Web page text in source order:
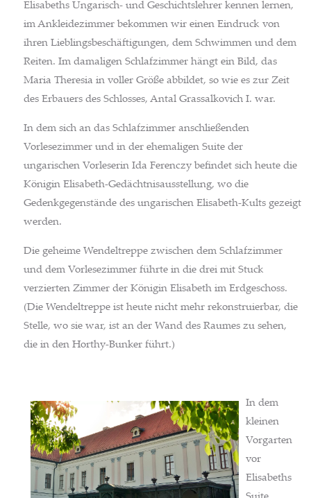
Elisabeths Ungarisch- und Geschichtslehrer kennen lernen,
im Ankleidezimmer bekommen wir einen Eindruck von
ihren Lieblingsbeschäftigungen, dem Schwimmen und dem
Reiten. Im damaligen Schlafzimmer hängt ein Bild, das
Maria Theresia in voller Größe abbildet, so wie es zur Zeit
des Erbauers des Schlosses, Antal Grassalkovich I. war.
In dem sich an das Schlafzimmer anschließenden
Vorlesezimmer und in der ehemaligen Suite der
ungarischen Vorleserin Ida Ferenczy befindet sich heute die
Königin Elisabeth-Gedächtnisausstellung, wo die
Gedenkgegenstände des ungarischen Elisabeth-Kults gezeigt
werden.
Die geheime Wendeltreppe zwischen dem Schlafzimmer
und dem Vorlesezimmer führte in die drei mit Stuck
verzierten Zimmer der Königin Elisabeth im Erdgeschoss.
(Die Wendeltreppe ist heute nicht mehr rekonstruierbar, die
Stelle, wo sie war, ist an der Wand des Raumes zu sehen,
die in den Horthy-Bunker führt.)
In dem
kleinen
Vorgarten
vor
Elisabeths